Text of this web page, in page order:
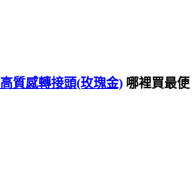
質感轉接頭(玫瑰金) 哪裡買最便